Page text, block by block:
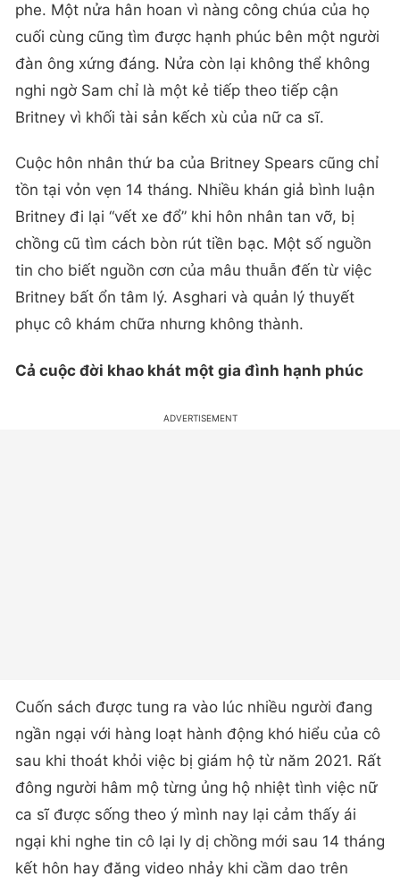
phe. Một nửa hân hoan vì nàng công chúa của họ
cuối cùng cũng tìm được hạnh phúc bên một người
đàn ông xứng đáng. Nửa còn lại không thể không
nghi ngờ Sam chỉ là một kẻ tiếp theo tiếp cận
Britney vì khối tài sản kếch xù của nữ ca sĩ.
Cuộc hôn nhân thứ ba của Britney Spears cũng chỉ
tồn tại vỏn vẹn 14 tháng. Nhiều khán giả bình luận
Britney đi lại “vết xe đổ” khi hôn nhân tan vỡ, bị
chồng cũ tìm cách bòn rút tiền bạc. Một số nguồn
tin cho biết nguồn cơn của mâu thuẫn đến từ việc
Britney bất ổn tâm lý. Asghari và quản lý thuyết
phục cô khám chữa nhưng không thành.
Cả cuộc đời khao khát một gia đình hạnh phúc
Cuốn sách được tung ra vào lúc nhiều người đang
ngần ngại với hàng loạt hành động khó hiểu của cô
sau khi thoát khỏi việc bị giám hộ từ năm 2021. Rất
đông người hâm mộ từng ủng hộ nhiệt tình việc nữ
ca sĩ được sống theo ý mình nay lại cảm thấy ái
ngại khi nghe tin cô lại ly dị chồng mới sau 14 tháng
kết hôn hay đăng video nhảy khi cầm dao trên